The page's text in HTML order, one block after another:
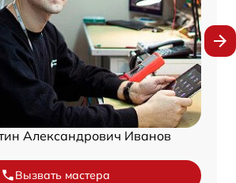
Александрович Иванов
Вызвать мастера